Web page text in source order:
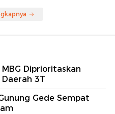
Diprioritaskan
3T
Gede Sempat